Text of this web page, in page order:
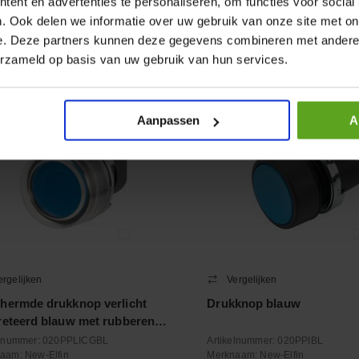
Ook delen we informatie over uw gebruik van onze site met
Deze partners kunnen deze gegevens combineren met
op basis van uw gebruik van hun services.
Aanpassen
Aantal + − Aantal +
drukknop verlicht
blauw met rubberen
020PPLICGBL
New-Elfin
Vergelijken
Drukknop blauw
Artikelnummer: 020PPIBL
Merknaam: New-Elfin